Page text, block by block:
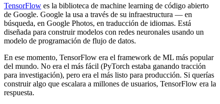
TensorFlow es la biblioteca de machine learning de código abierto
de Google. Google la usa a través de su infraestructura — en
búsqueda, en Google Photos, en traducción de idiomas. Está
diseñada para construir modelos con redes neuronales usando un
modelo de programación de flujo de datos.
En ese momento, TensorFlow era el framework de ML más popular
del mundo. No era el más fácil (PyTorch estaba ganando tracción
para investigación), pero era el más listo para producción. Si querías
construir algo que escalara a millones de usuarios, TensorFlow era la
respuesta.